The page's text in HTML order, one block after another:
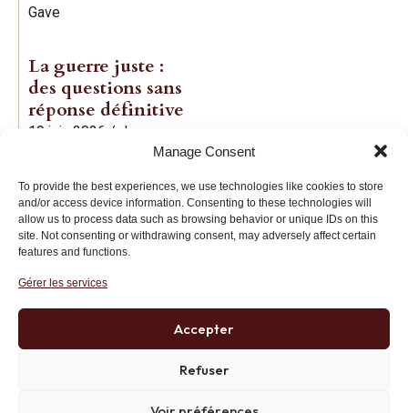
Manage Consent
To provide the best experiences, we use technologies like cookies to store
and/or access device information. Consenting to these technologies will
allow us to process data such as browsing behavior or unique IDs on this
site. Not consenting or withdrawing consent, may adversely affect certain
features and functions.
Gérer les services
Accepter
Refuser
Gave
La guerre juste :
des questions sans
réponse définitive
19 juin 2026 / Jean-
Institut des Libertés
+33 (0)1 71 20 45 39